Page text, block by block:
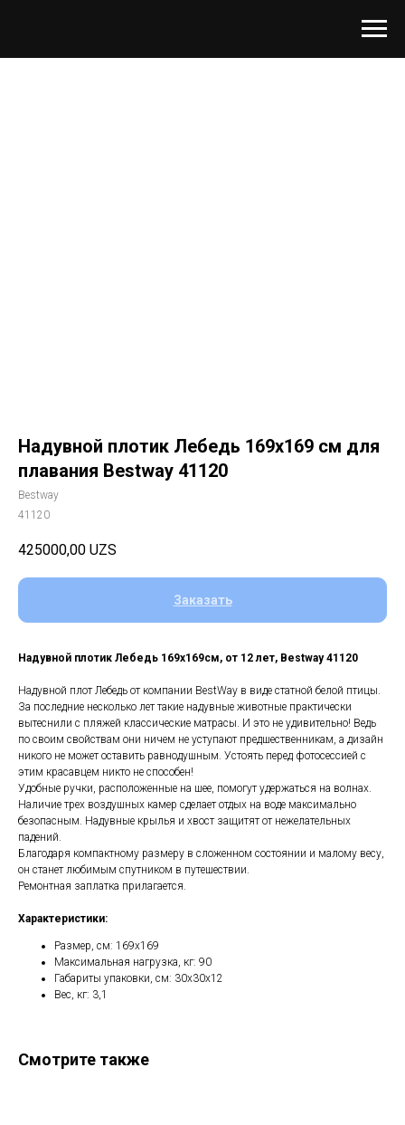
Надувной плотик Лебедь 169х169 см для
плавания Bestway 41120
Bestway
41120
425000,00 UZS
Заказать
Надувной плотик Лебедь 169х169см, от 12 лет, Bestway 41120
Надувной плот Лебедь от компании BestWay в виде статной белой птицы.
За последние несколько лет такие надувные животные практически
вытеснили с пляжей классические матрасы. И это не удивительно! Ведь
по своим свойствам они ничем не уступают предшественникам, а дизайн
никого не может оставить равнодушным. Устоять перед фотосессией с
этим красавцем никто не способен!
Удобные ручки, расположенные на шее, помогут удержаться на волнах.
Наличие трех воздушных камер сделает отдых на воде максимально
безопасным. Надувные крылья и хвост защитят от нежелательных
падений.
Благодаря компактному размеру в сложенном состоянии и малому весу,
он станет любимым спутником в путешествии.
Ремонтная заплатка прилагается.
Характеристики:
Размер, см: 169х169
Максимальная нагрузка, кг: 90
Габариты упаковки, см: 30х30х12
Вес, кг: 3,1
Смотрите также